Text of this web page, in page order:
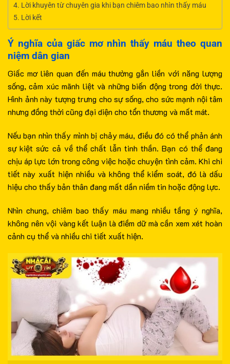
Lời khuyên từ chuyên gia khi bạn chiêm bao nhìn thấy máu
Lời kết
Ý nghĩa của giấc mơ nhìn thấy máu theo quan
niệm dân gian
Giấc mơ liên quan đến máu thường gắn liền với năng lượng
sống, cảm xúc mãnh liệt và những biến động trong đời thực.
Hình ảnh này tượng trưng cho sự sống, cho sức mạnh nội tâm
nhưng đồng thời cũng đại diện cho tổn thương và mất mát.
Nếu bạn nhìn thấy mình bị chảy máu, điều đó có thể phản ánh
sự kiệt sức cả về thể chất lẫn tinh thần. Bạn có thể đang
chịu áp lực lớn trong công việc hoặc chuyện tình cảm. Khi chi
tiết này xuất hiện nhiều và không thể kiểm soát, đó là dấu
hiệu cho thấy bản thân đang mất dần niềm tin hoặc động lực.
Nhìn chung, chiêm bao thấy máu mang nhiều tầng ý nghĩa,
không nên vội vàng kết luận là điềm dữ mà cần xem xét hoàn
cảnh cụ thể và nhiều chi tiết xuất hiện.